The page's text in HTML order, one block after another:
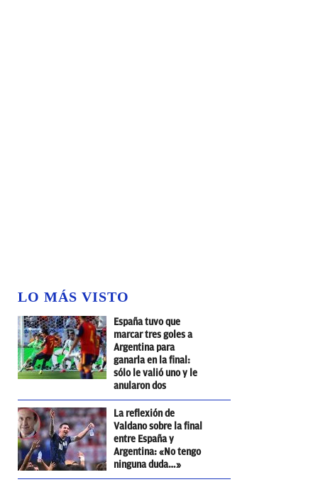
LO MÁS VISTO
España tuvo que
marcar tres goles a
Argentina para
ganarla en la final:
sólo le valió uno y le
anularon dos
La reflexión de
Valdano sobre la final
entre España y
Argentina: «No tengo
ninguna duda…»